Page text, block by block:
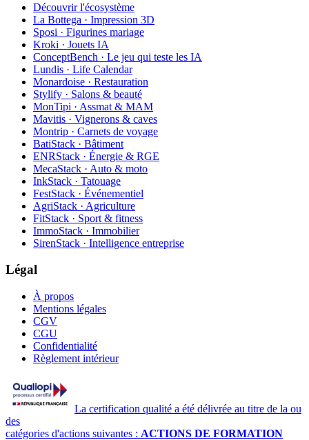
Découvrir l'écosystème
La Bottega · Impression 3D
Sposi · Figurines mariage
Kroki · Jouets IA
ConceptBench · Le jeu qui teste les IA
Lundis · Life Calendar
Monardoise · Restauration
Stylify · Salons & beauté
MonTipi · Assmat & MAM
Mavitis · Vignerons & caves
Montrip · Carnets de voyage
BatiStack · Bâtiment
ENRStack · Énergie & RGE
MecaStack · Auto & moto
InkStack · Tatouage
FestStack · Événementiel
AgriStack · Agriculture
FitStack · Sport & fitness
ImmoStack · Immobilier
SirenStack · Intelligence entreprise
Légal
À propos
Mentions légales
CGV
CGU
Confidentialité
Règlement intérieur
La certification qualité a été délivrée au titre de la ou
des
catégories d'actions suivantes : ACTIONS DE FORMATION